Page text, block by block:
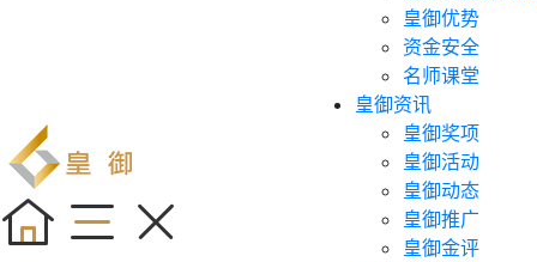
皇御优势
资金安全
名师课堂
皇御资讯
皇御奖项
皇御活动
皇御动态
皇御推广
皇御金评